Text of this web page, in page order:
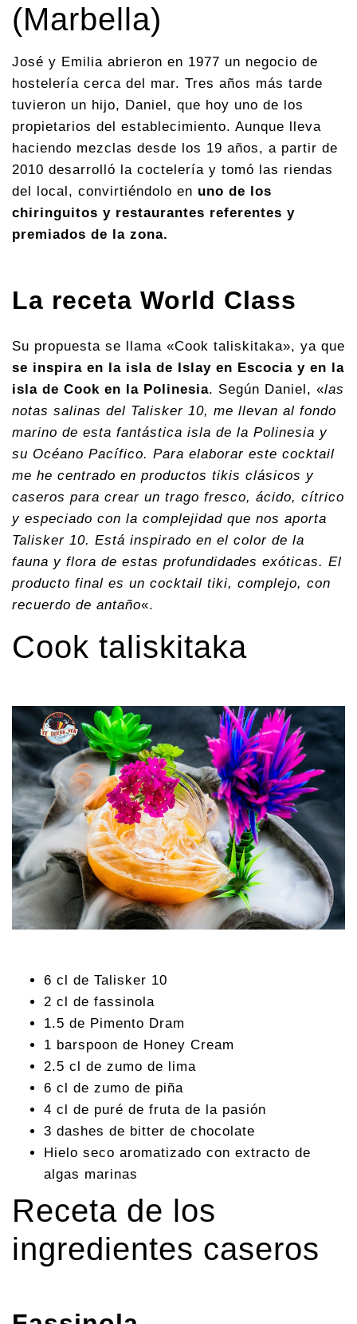
(Marbella)
José y Emilia abrieron en 1977 un negocio de
hostelería cerca del mar. Tres años más tarde
tuvieron un hijo, Daniel, que hoy uno de los
propietarios del establecimiento. Aunque lleva
haciendo mezclas desde los 19 años, a partir de
2010 desarrolló la coctelería y tomó las riendas
del local, convirtiéndolo en uno de los
chiringuitos y restaurantes referentes y
premiados de la zona.
La receta World Class
Su propuesta se llama «Cook taliskitaka», ya que
se inspira en la isla de Islay en Escocia y en la
isla de Cook en la Polinesia. Según Daniel, «las
notas salinas del Talisker 10, me llevan al fondo
marino de esta fantástica isla de la Polinesia y
su Océano Pacífico. Para elaborar este cocktail
me he centrado en productos tikis clásicos y
caseros para crear un trago fresco, ácido, cítrico
y especiado con la complejidad que nos aporta
Talisker 10. Está inspirado en el color de la
fauna y flora de estas profundidades exóticas. El
producto final es un cocktail tiki, complejo, con
recuerdo de antaño«.
Cook taliskitaka
6 cl de Talisker 10
2 cl de fassinola
1.5 de Pimento Dram
1 barspoon de Honey Cream
2.5 cl de zumo de lima
6 cl de zumo de piña
4 cl de puré de fruta de la pasión
3 dashes de bitter de chocolate
Hielo seco aromatizado con extracto de
algas marinas
Receta de los
ingredientes caseros